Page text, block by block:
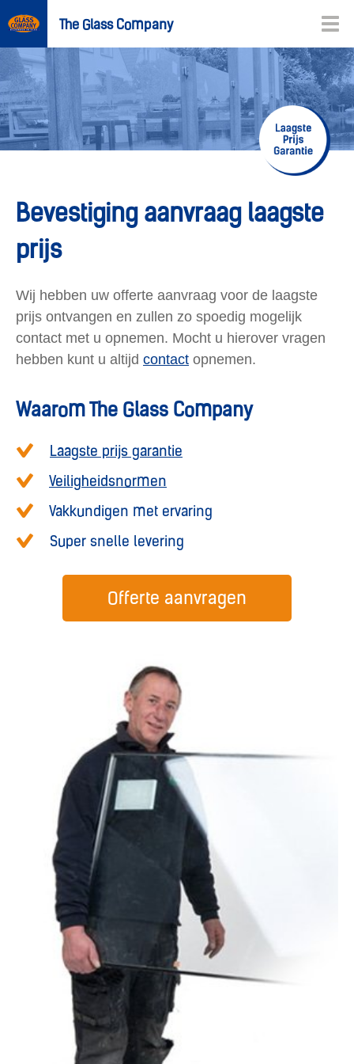
The Glass Company
Bevestiging aanvraag laagste
prijs
Wij hebben uw offerte aanvraag voor de laagste
prijs ontvangen en zullen zo spoedig mogelijk
contact met u opnemen. Mocht u hierover vragen
hebben kunt u altijd contact opnemen.
Waarom The Glass Company
Laagste prijs garantie
Veiligheidsnormen
Vakkundigen met ervaring
Super snelle levering
Offerte aanvragen